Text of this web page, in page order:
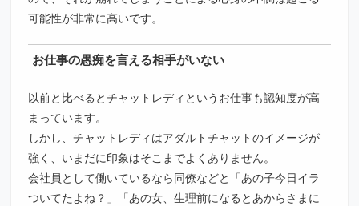
可能性が非常に高いです。
お仕事の愚痴を言える相手がいない
以前と比べるとチャットレディというお仕事も認知度が高
まっています。
しかし、チャットレディはアダルトチャットのイメージが
強く、いまだに印象はそこまでよくありません。
会社員として働いているなら同僚などと「あの子今日イラ
ついてたよね？」「あの女、生理前になるとあからさまに